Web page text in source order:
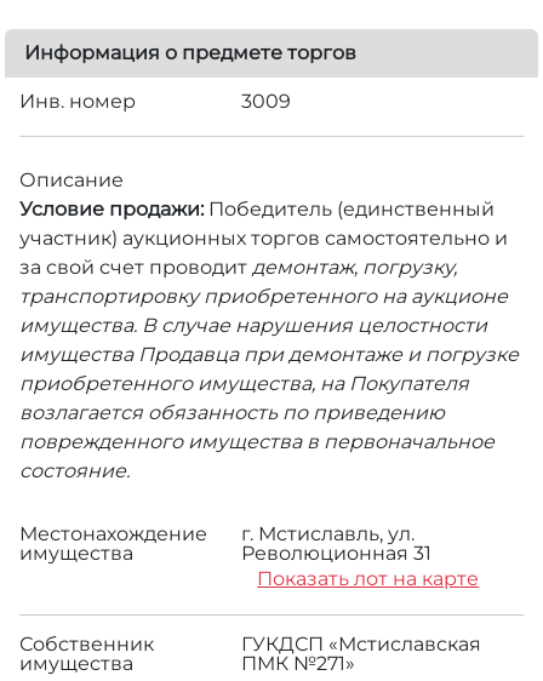
Информация о предмете торгов
Инв. номер 3009
Описание
Условие продажи: Победитель (единственный
участник) аукционных торгов самостоятельно и
за свой счет проводит демонтаж, погрузку,
транспортировку приобретенного на аукционе
имущества. В случае нарушения целостности
имущества Продавца при демонтаже и погрузке
приобретенного имущества, на Покупателя
возлагается обязанность по приведению
поврежденного имущества в первоначальное
состояние.
Местонахождение
имущества
г. Мстиславль, ул.
Революционная 31
Показать лот на карте
Собственник
имущества
ГУКДСП «Мстиславская
ПМК №271»